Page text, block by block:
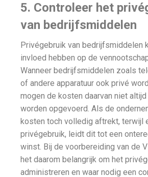
5. Controleer het
van bedrijfsmiddelen
Privégebruik van bedrijfsmiddelen
invloed hebben op de
Wanneer bedrijfsmiddelen zoals
of andere apparatuur ook privé
mogen de kosten daarvan niet
worden opgevoerd. Als de
kosten toch volledig aftrekt, terwijl
privégebruik, leidt dit tot een
winst. Bij de voorbereiding van de
het daarom belangrijk om het
administreren en waar nodig een